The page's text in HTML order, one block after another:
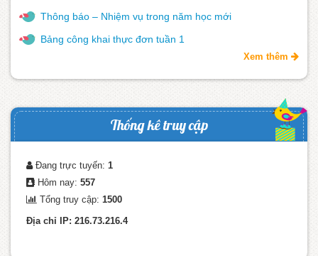
Thông báo – Nhiệm vụ trong năm học mới
Bảng công khai thực đơn tuần 1
Xem thêm
Thống kê truy cập
Đang trực tuyến: 1
Hôm nay: 557
Tổng truy cập: 1500
Địa chỉ IP: 216.73.216.4